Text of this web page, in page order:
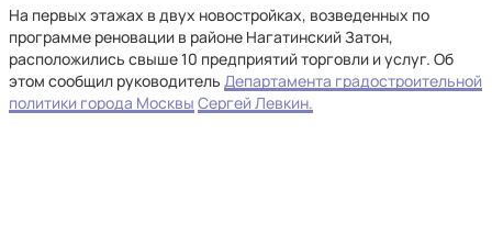
На первых этажах в двух новостройках, возведенных по
программе реновации в районе Нагатинский Затон,
расположились свыше 10 предприятий торговли и услуг. Об
этом сообщил руководитель Департамента градостроительной
политики города Москвы Сергей Левкин.